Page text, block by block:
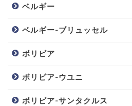
ベルギー
ベルギー-ブリュッセル
ボリビア
ボリビア-ウユニ
ボリビア-サンタクルス